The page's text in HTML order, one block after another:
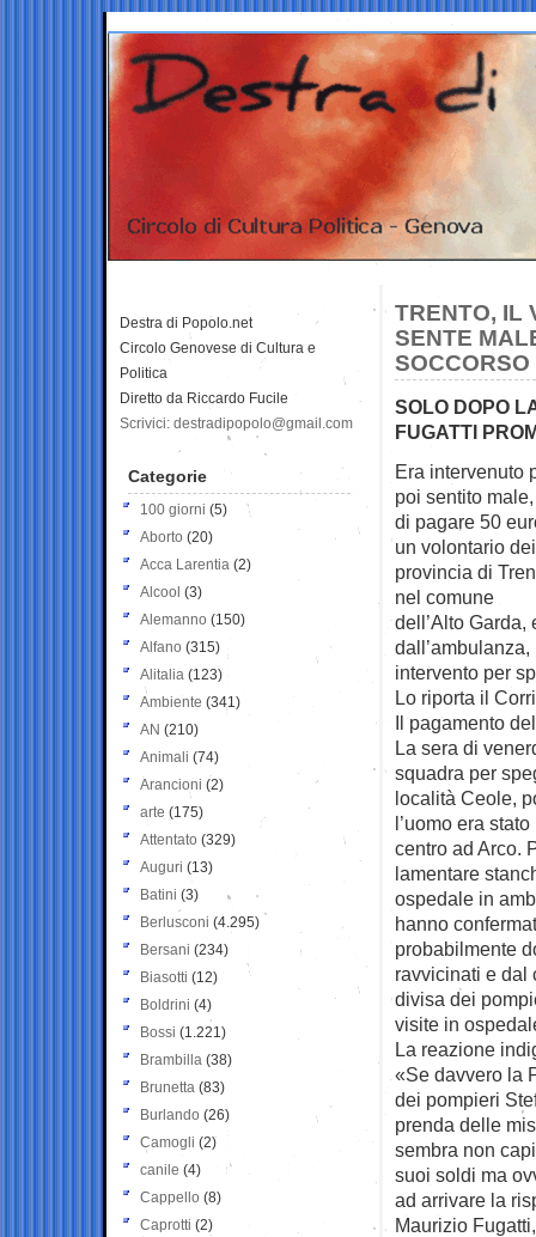
TRENTO, IL
SENTE
SOLO DOPO
FUGATTI
Era intervenuto
poi sentito
di pagare 50
un volontario
provincia di
nel comune
dell’Alto Garda,
intervento per
Lo riporta il
Il pagamento
La sera di
squadra per
località Ceole,
l’uomo era
centro ad Arco.
lamentare
ospedale in
hanno
probabilmente
ravvicinati e dal
divisa dei
visite in
La reazione
«Se davvero la
dei pompieri
prenda delle
sembra non
suoi soldi ma
ad arrivare la
Maurizio
Destra di Popolo.net
Circolo Genovese di Cultura e
Politica
Diretto da Riccardo Fucile
Scrivici: destradipopolo@gmail.com
Categorie
100 giorni (5)
Aborto (20)
Acca Larentia (2)
Alcool (3)
Alemanno (150)
Alfano (315)
Alitalia (123)
Ambiente (341)
AN (210)
Animali (74)
Arancioni (2)
arte (175)
Attentato (329)
Auguri (13)
Batini (3)
Berlusconi (4.295)
Bersani (234)
Biasotti (12)
Boldrini (4)
Bossi (1.221)
Brambilla (38)
Brunetta (83)
Burlando (26)
Camogli (2)
canile (4)
Cappello (8)
Caprotti (2)